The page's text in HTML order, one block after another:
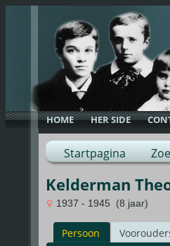
HOME HER SIDE
Startpagina
Kelderman
1937 - 1945 (8 jaar)
Persoon